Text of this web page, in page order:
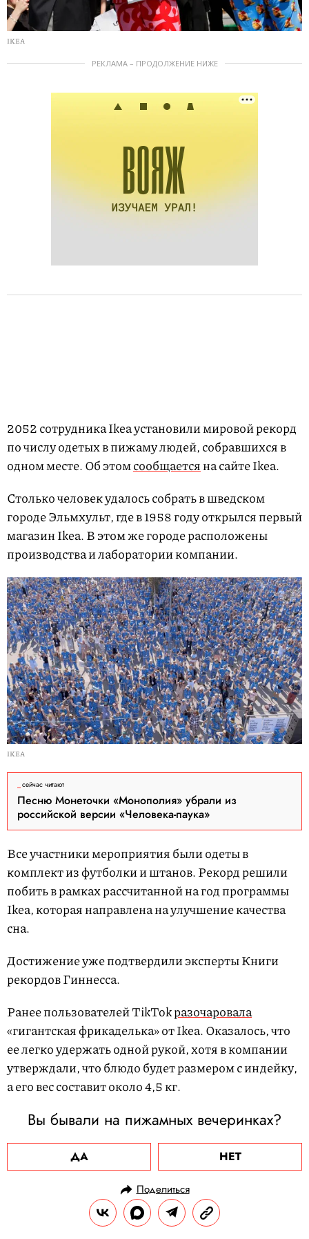
IKEA
РЕКЛАМА – ПРОДОЛЖЕНИЕ НИЖЕ
2052 сотрудника Ikea установили мировой рекорд
по числу одетых в пижаму людей, собравшихся в
одном месте. Об этомсообщаетсяна сайте Ikea.
Столько человек удалось собрать в шведском
городе Эльмхульт, где в 1958 году открылся первый
магазин Ikea. В этом же городе расположены
производства и лаборатории компании.
IKEA
сейчас читают
Песню Монеточки «Монополия» убрали из
российской версии «Человека-паука»
Все участники мероприятия были одеты в
комплект из футболки и штанов. Рекорд решили
побить в рамках рассчитанной на год программы
Ikea, которая направлена на улучшение качества
сна.
Достижение уже подтвердили эксперты Книги
рекордов Гиннесса.
Ранее пользователей TikTokразочаровала
«гигантская фрикаделька» от Ikea. Оказалось, что
ее легко удержать одной рукой, хотя в компании
утверждали, что блюдо будет размером с индейку,
а его вес составит около 4,5 кг.
Вы бывали на пижамных вечеринках?
ДА НЕТ
Поделиться